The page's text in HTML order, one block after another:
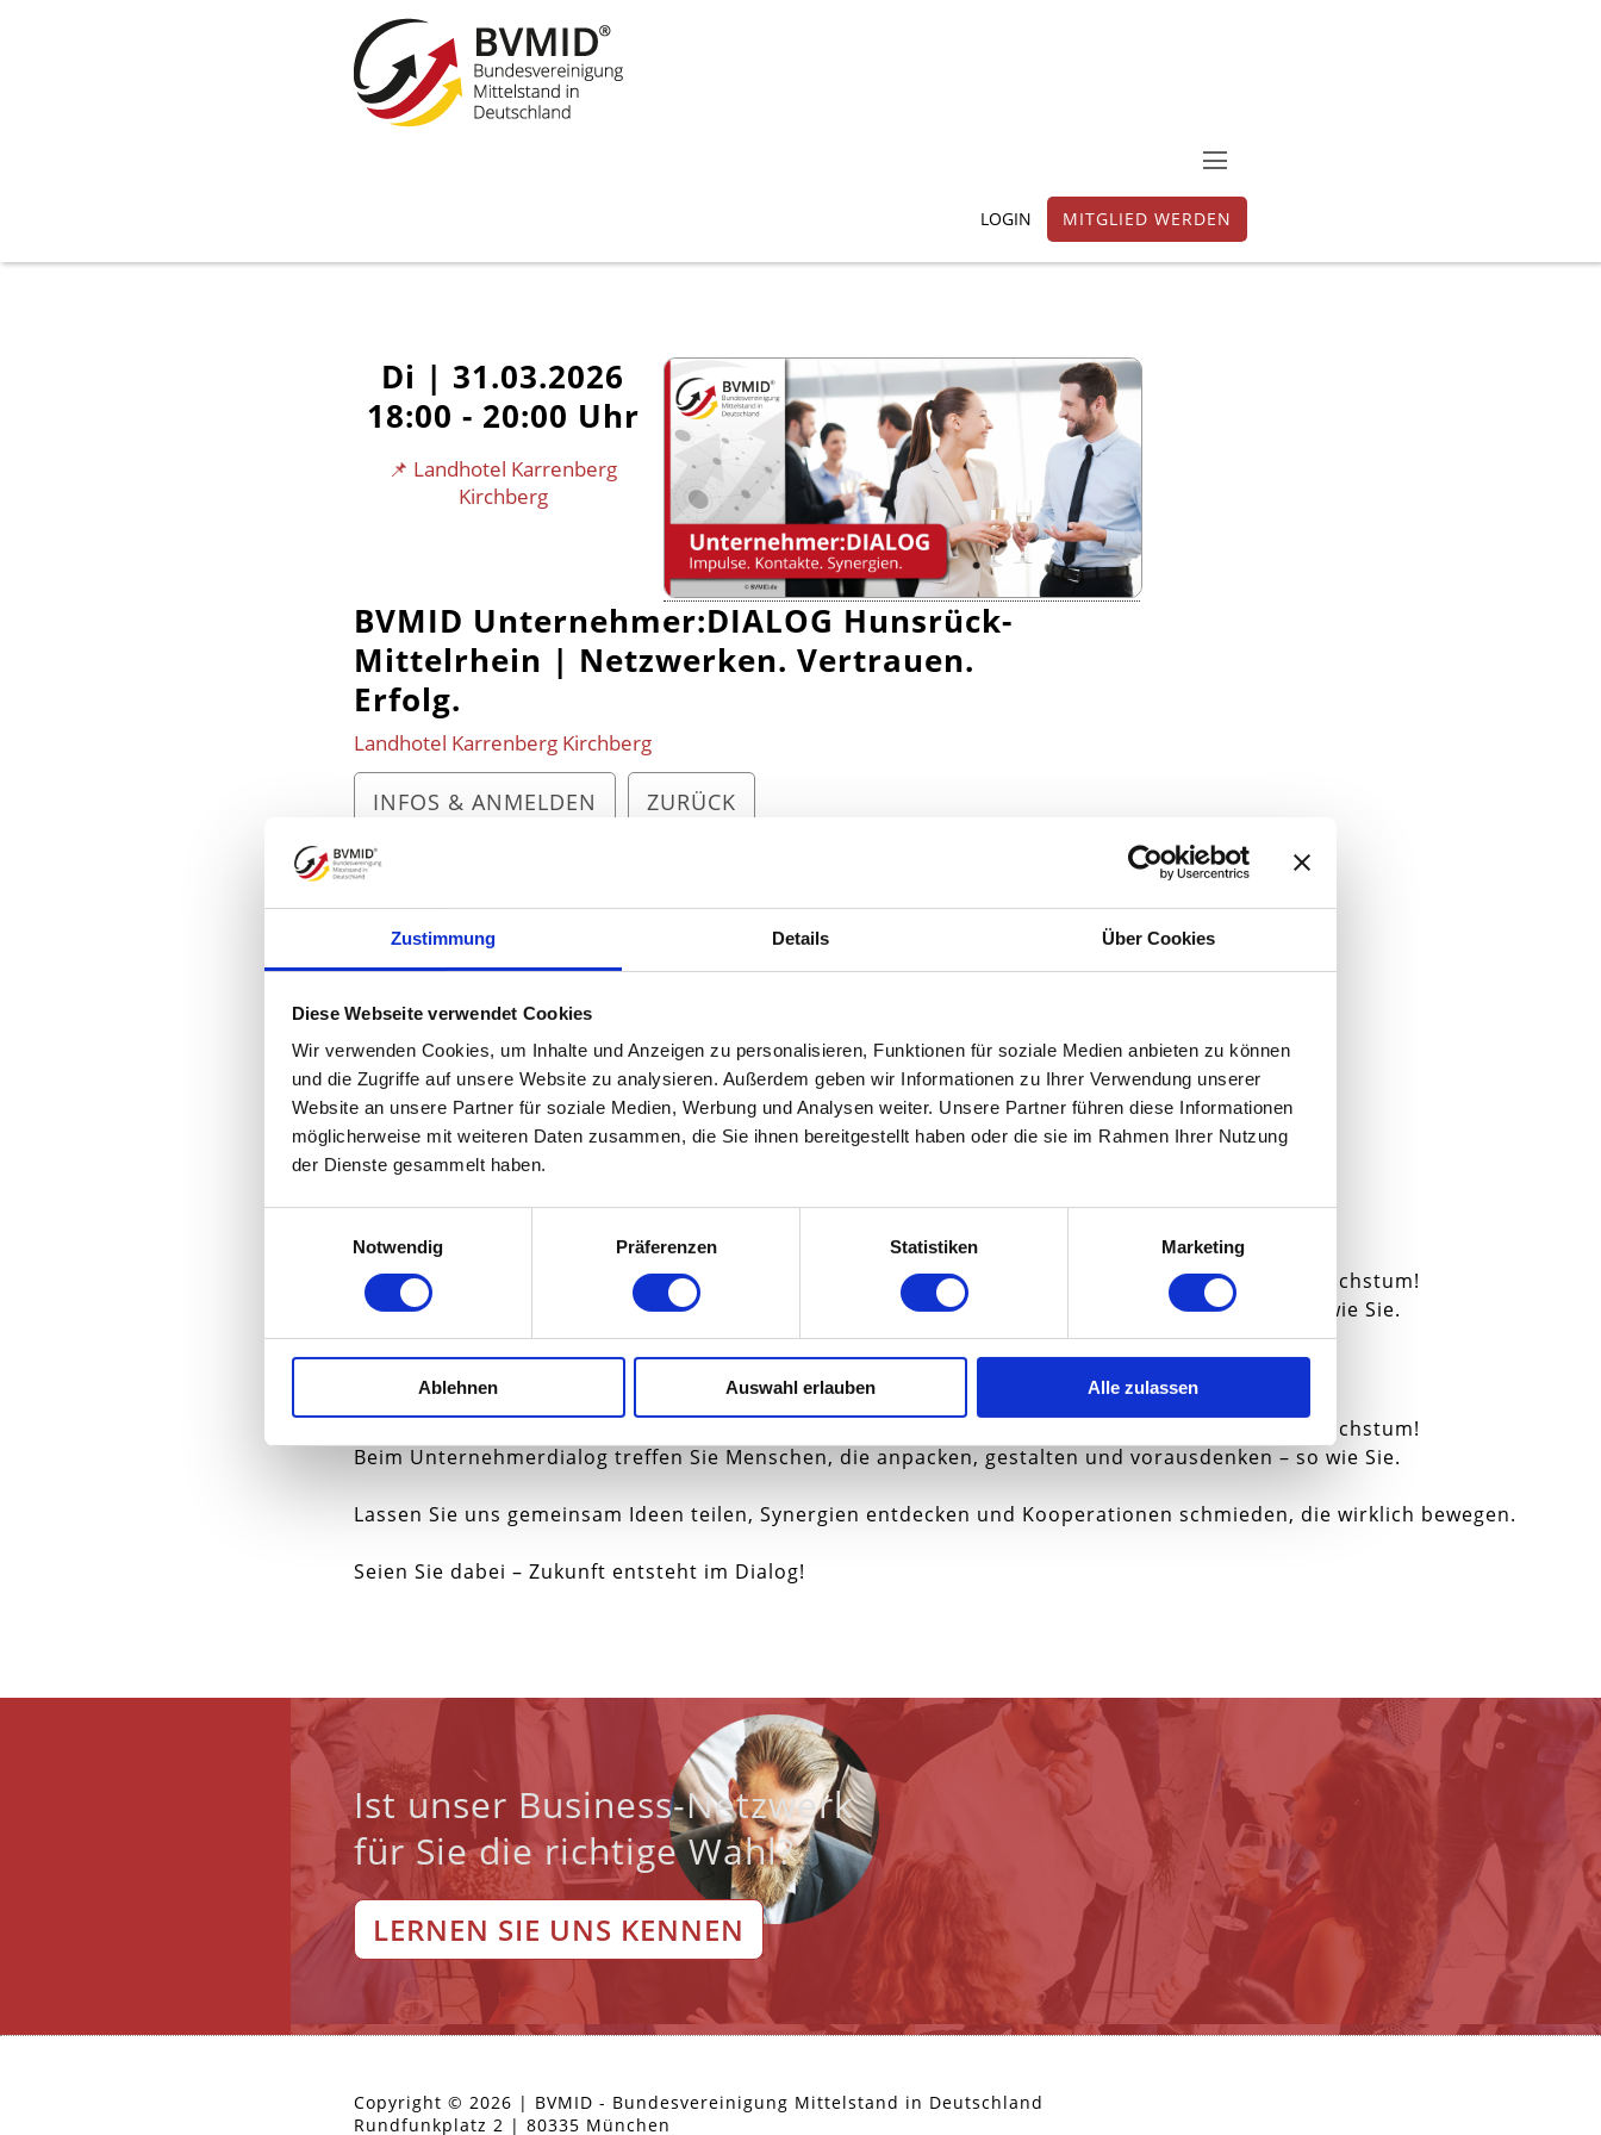
Zustimmung Details Über Cookies
Diese Webseite verwendet Cookies
Wir verwenden Cookies, um Inhalte und Anzeigen zu personalisieren, Funktionen für soziale Medien anbieten zu können
und die Zugriffe auf unsere Website zu analysieren. Außerdem geben wir Informationen zu Ihrer Verwendung unserer
Website an unsere Partner für soziale Medien, Werbung und Analysen weiter. Unsere Partner führen diese Informationen
möglicherweise mit weiteren Daten zusammen, die Sie ihnen bereitgestellt haben oder die sie im Rahmen Ihrer Nutzung
der Dienste gesammelt haben.
Notwendig
Präferenzen Statistiken Marketing
Ablehnen Auswahl erlauben Alle zulassen
MITGLIED WERDEN
LOGIN
Di | 31.03.2026
18:00 - 20:00 Uhr
📌 Landhotel Karrenberg
Kirchberg
BVMID Unternehmer:DIALOG Hunsrück-
Mittelrhein | Netzwerken. Vertrauen.
Erfolg.
Landhotel Karrenberg Kirchberg
INFOS & ANMELDEN ZURÜCK
Geschäftsstellenleiter
Erleben Sie inspirierende Gespräche, neue Perspektiven und echte Chancen für gemeinsames Wachstum!
Beim Unternehmerdialog treffen Sie Menschen, die anpacken, gestalten und vorausdenken – so wie Sie.
Erleben Sie inspirierende Gespräche, neue Perspektiven und echte Chancen für gemeinsames Wachstum!
Beim Unternehmerdialog treffen Sie Menschen, die anpacken, gestalten und vorausdenken – so wie Sie.
Lassen Sie uns gemeinsam Ideen teilen, Synergien entdecken und Kooperationen schmieden, die wirklich bewegen.
Seien Sie dabei – Zukunft entsteht im Dialog!
Ist unser Business-Netzwerk
für Sie die richtige Wahl?
LERNEN SIE UNS KENNEN
Copyright © 2026 | BVMID - Bundesvereinigung Mittelstand in Deutschland
Rundfunkplatz 2 | 80335 München